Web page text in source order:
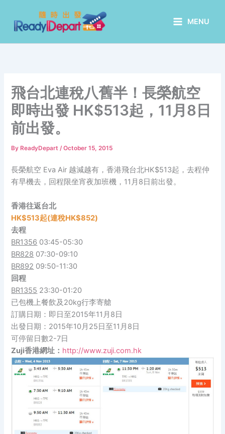
content
MENU
飛台北連稅八舊半！長榮航空
即時出發 HK$513起，11月8日
前出發。
By ReadyDepart/October 15, 2015
長榮航空 Eva Air 越減越有，香港飛台北HK$513起，去程仲
有早機去，回程限坐宵夜加班機，11月8日前出發。
香港往返台北
HK$513起(連稅HK$852)
去程
BR1356 03:45-05:30
BR828 07:30-09:10
BR892 09:50-11:30
回程
BR1355 23:30-01:20
已包機上餐飲及20kg行李寄艙
訂購日期：即日至2015年11月8日
出發日期：2015年10月25日至11月8日
可停留日數2-7日
Zuji香港網址： http://www.zuji.com.hk